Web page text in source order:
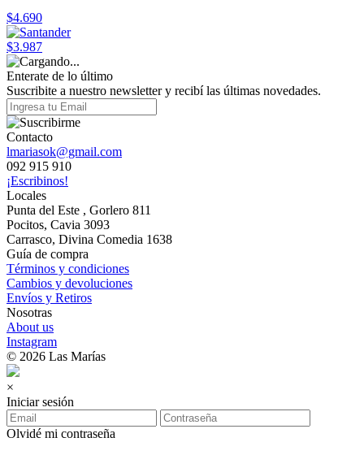
$4.690
$3.987
Enterate de lo último
Suscribite a nuestro newsletter y recibí las últimas novedades.
Contacto
lmariasok@gmail.com
092 915 910
¡Escribinos!
Locales
Punta del Este , Gorlero 811
Pocitos, Cavia 3093
Carrasco, Divina Comedia 1638
Guía de compra
Términos y condiciones
Cambios y devoluciones
Envíos y Retiros
Nosotras
About us
Instagram
© 2026 Las Marías
×
Iniciar sesión
Olvidé mi contraseña